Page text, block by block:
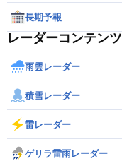
長期予報
レーダーコンテンツ
雨雲レーダー
積雪レーダー
雷レーダー
ゲリラ雷雨レーダー